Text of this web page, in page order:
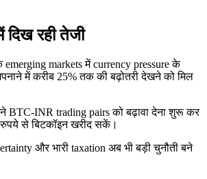
दिख रही तेजी
emerging markets में currency pressure के
में करीब 25% तक की बढ़ोतरी देखने को मिल
BTC-INR trading pairs को बढ़ावा देना शुरू कर
रुपये से बिटकॉइन खरीद सकें।
और भारी taxation अब भी बड़ी चुनौती बने